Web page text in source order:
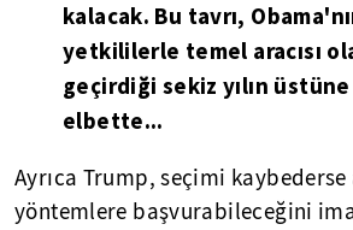
kalacak. Bu tavrı,
yetkililerle temel aracısı
geçirdiği sekiz yılın
elbette...
Ayrıca Trump, seçimi kaybederse
yöntemlere başvurabileceğini